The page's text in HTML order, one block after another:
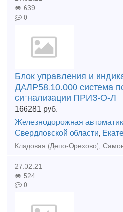
639
0
Блок управления и
ДАЛР58.10.000 система
сигнализации ПРИЗ-О-Л
166281 руб.
Железнодорожная
Свердловской области,
27.02.21
524
0